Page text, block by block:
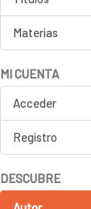
Materias
MI CUENTA
Acceder
Registro
DESCUBRE